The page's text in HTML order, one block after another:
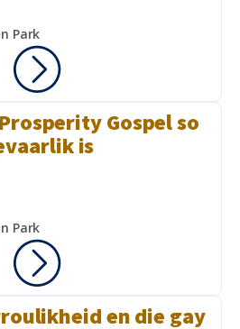
Park
Gospel so
is
Park
en die gay